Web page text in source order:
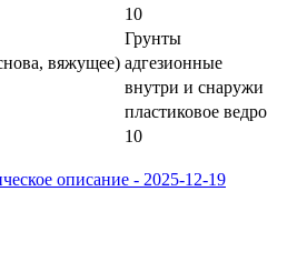
10
Грунты
вяжущее) адгезионные
внутри и снаружи
пластиковое ведро
10
описание - 2025-12-19